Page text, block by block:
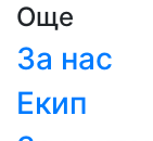
езеро
празнува
Още
За нас
Екип